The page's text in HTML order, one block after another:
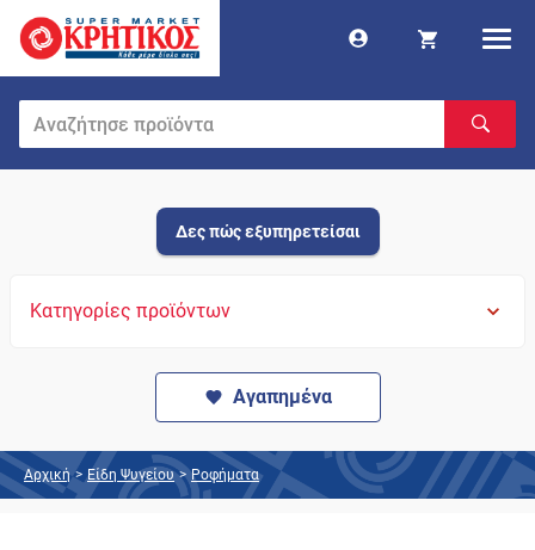
Δες πώς εξυπηρετείσαι
Κατηγορίες προϊόντων
Αγαπημένα
Αρχική > Είδη Ψυγείου > Ροφήματα